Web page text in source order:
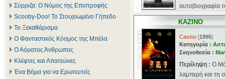
Σύρριζα: Ο Νόμος της Επιστροφής
Scooby-Doo! Το Στοιχειωμένο Γήπεδο
Το Ξεκαθάρισμα
Ο Φανταστικός Κόσμος της Μπέλα
Ο Αόρατος Άνθρωπος
Κλέφτες και Απατεώνες
Ένα Βήμα για να Ερωτευτείς
αυτοβιογραφία
ΚΑΖΙΝΟ
Casino [1995]
Κατηγορία :
Σκηνοθεσία :
Περίληψη : Ο
λαμπερή και τη